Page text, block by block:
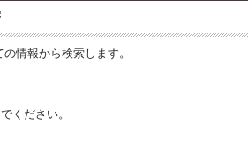
情報から検索します。
ください。